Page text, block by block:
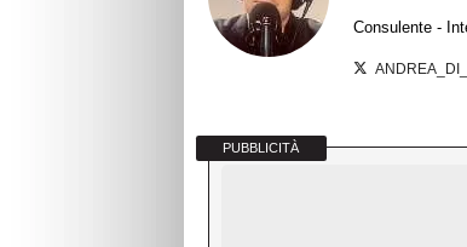
Consulente -
PUBBLICITÀ